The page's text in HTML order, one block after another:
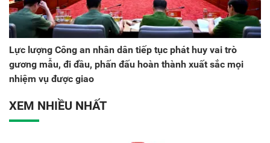
Lực lượng Công an nhân dân tiếp tục phát huy vai trò
gương mẫu, đi đầu, phấn đấu hoàn thành xuất sắc mọi
nhiệm vụ được giao
XEM NHIỀU NHẤT